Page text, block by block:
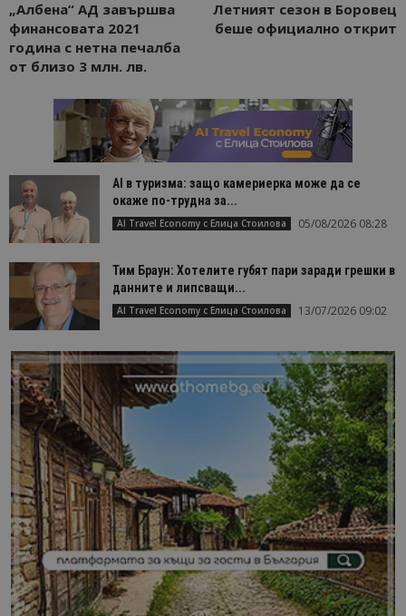
„Албена“ АД завършва
финансовата 2021
година с нетна печалба
от близо 3 млн. лв.
Летният сезон в Боровец
беше официално открит
AI в туризма: защо камериерка може да се
окаже по-трудна за...
AI Travel Economy с Елица Стоилова 05/08/2026 08:28
Тим Браун: Хотелите губят пари заради грешки в
данните и липсващи...
AI Travel Economy с Елица Стоилова 13/07/2026 09:02